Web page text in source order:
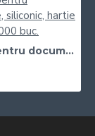
Plic C6, pentru documente, siliconic, hartie reciclata, 1000 buc.